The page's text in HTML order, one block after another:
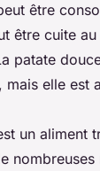
être
être cuite
patate
mais elle est
un aliment